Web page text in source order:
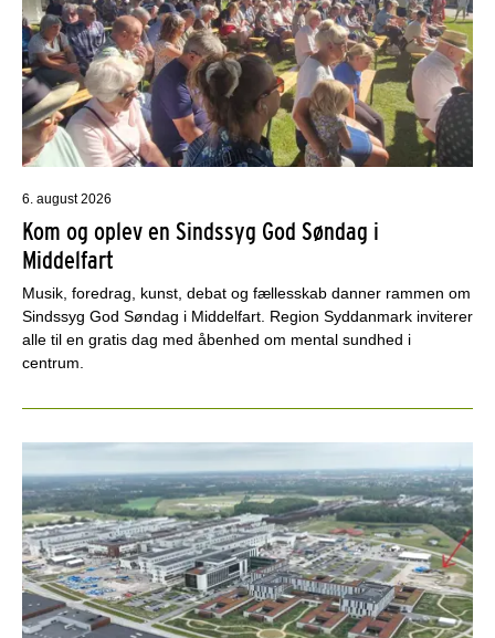
6. august 2026
Kom og oplev en Sindssyg God Søndag i
Middelfart
Musik, foredrag, kunst, debat og fællesskab danner rammen om
Sindssyg God Søndag i Middelfart. Region Syddanmark inviterer
alle til en gratis dag med åbenhed om mental sundhed i
centrum.